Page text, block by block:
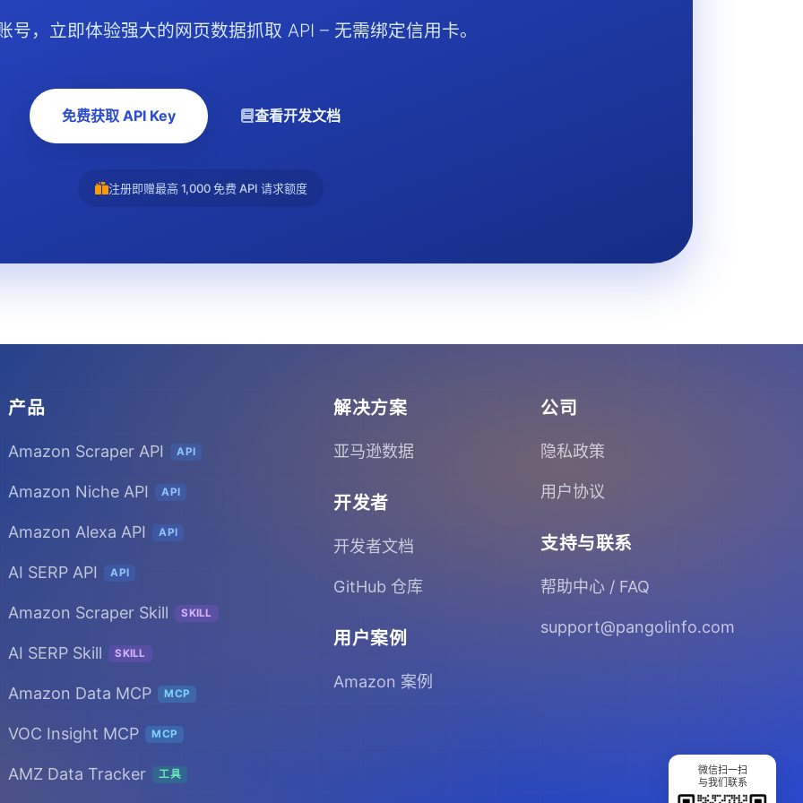
号，立即体验强大的网页数据抓取 API – 无需绑定信用卡。
免费获取 API Key 查看开发文档
注册即赠最高 1,000 免费 API 请求额度
产品
Amazon Scraper API API
Amazon Niche API API
Amazon Alexa API API
AI SERP API API
Amazon Scraper Skill SKILL
AI SERP Skill SKILL
Amazon Data MCP MCP
VOC Insight MCP MCP
AMZ Data Tracker 工具
解决方案
亚马逊数据
开发者
开发者文档
GitHub 仓库
用户案例
Amazon 案例
公司
隐私政策
用户协议
支持与联系
帮助中心 / FAQ
support@pangolinfo.com
微信扫一扫
与我们联系